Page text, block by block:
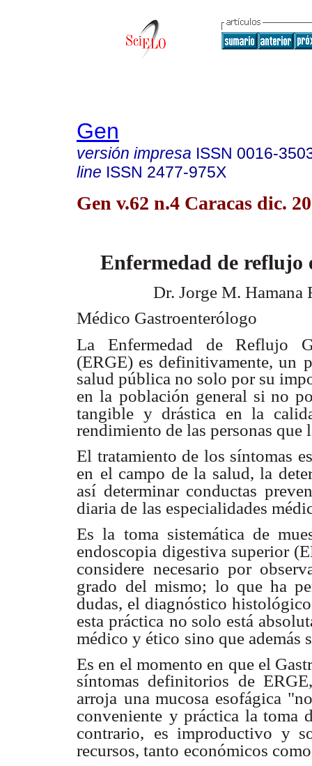
Gen
versión impresa ISSN 0016-
line ISSN 2477-975X
Gen v.62 n.4 Caracas dic.
Enfermedad de reflujo
Dr. Jorge M. Hamana
Médico Gastroenterólogo
La Enfermedad de Reflujo
(ERGE) es definitivamente, un
salud pública no solo por su
en la población general si no
tangible y drástica en la
rendimiento de las personas que
El tratamiento de los síntomas
en el campo de la salud, la
así determinar conductas
diaria de las especialidades
Es la toma sistemática de
endoscopia digestiva superior
considere necesario por
grado del mismo; lo que ha
dudas, el diagnóstico
esta práctica no solo está
médico y ético sino que además
Es en el momento en que el
síntomas definitorios de
arroja una mucosa esofágica
conveniente y práctica la toma
contrario, es improductivo y
recursos, tanto económicos